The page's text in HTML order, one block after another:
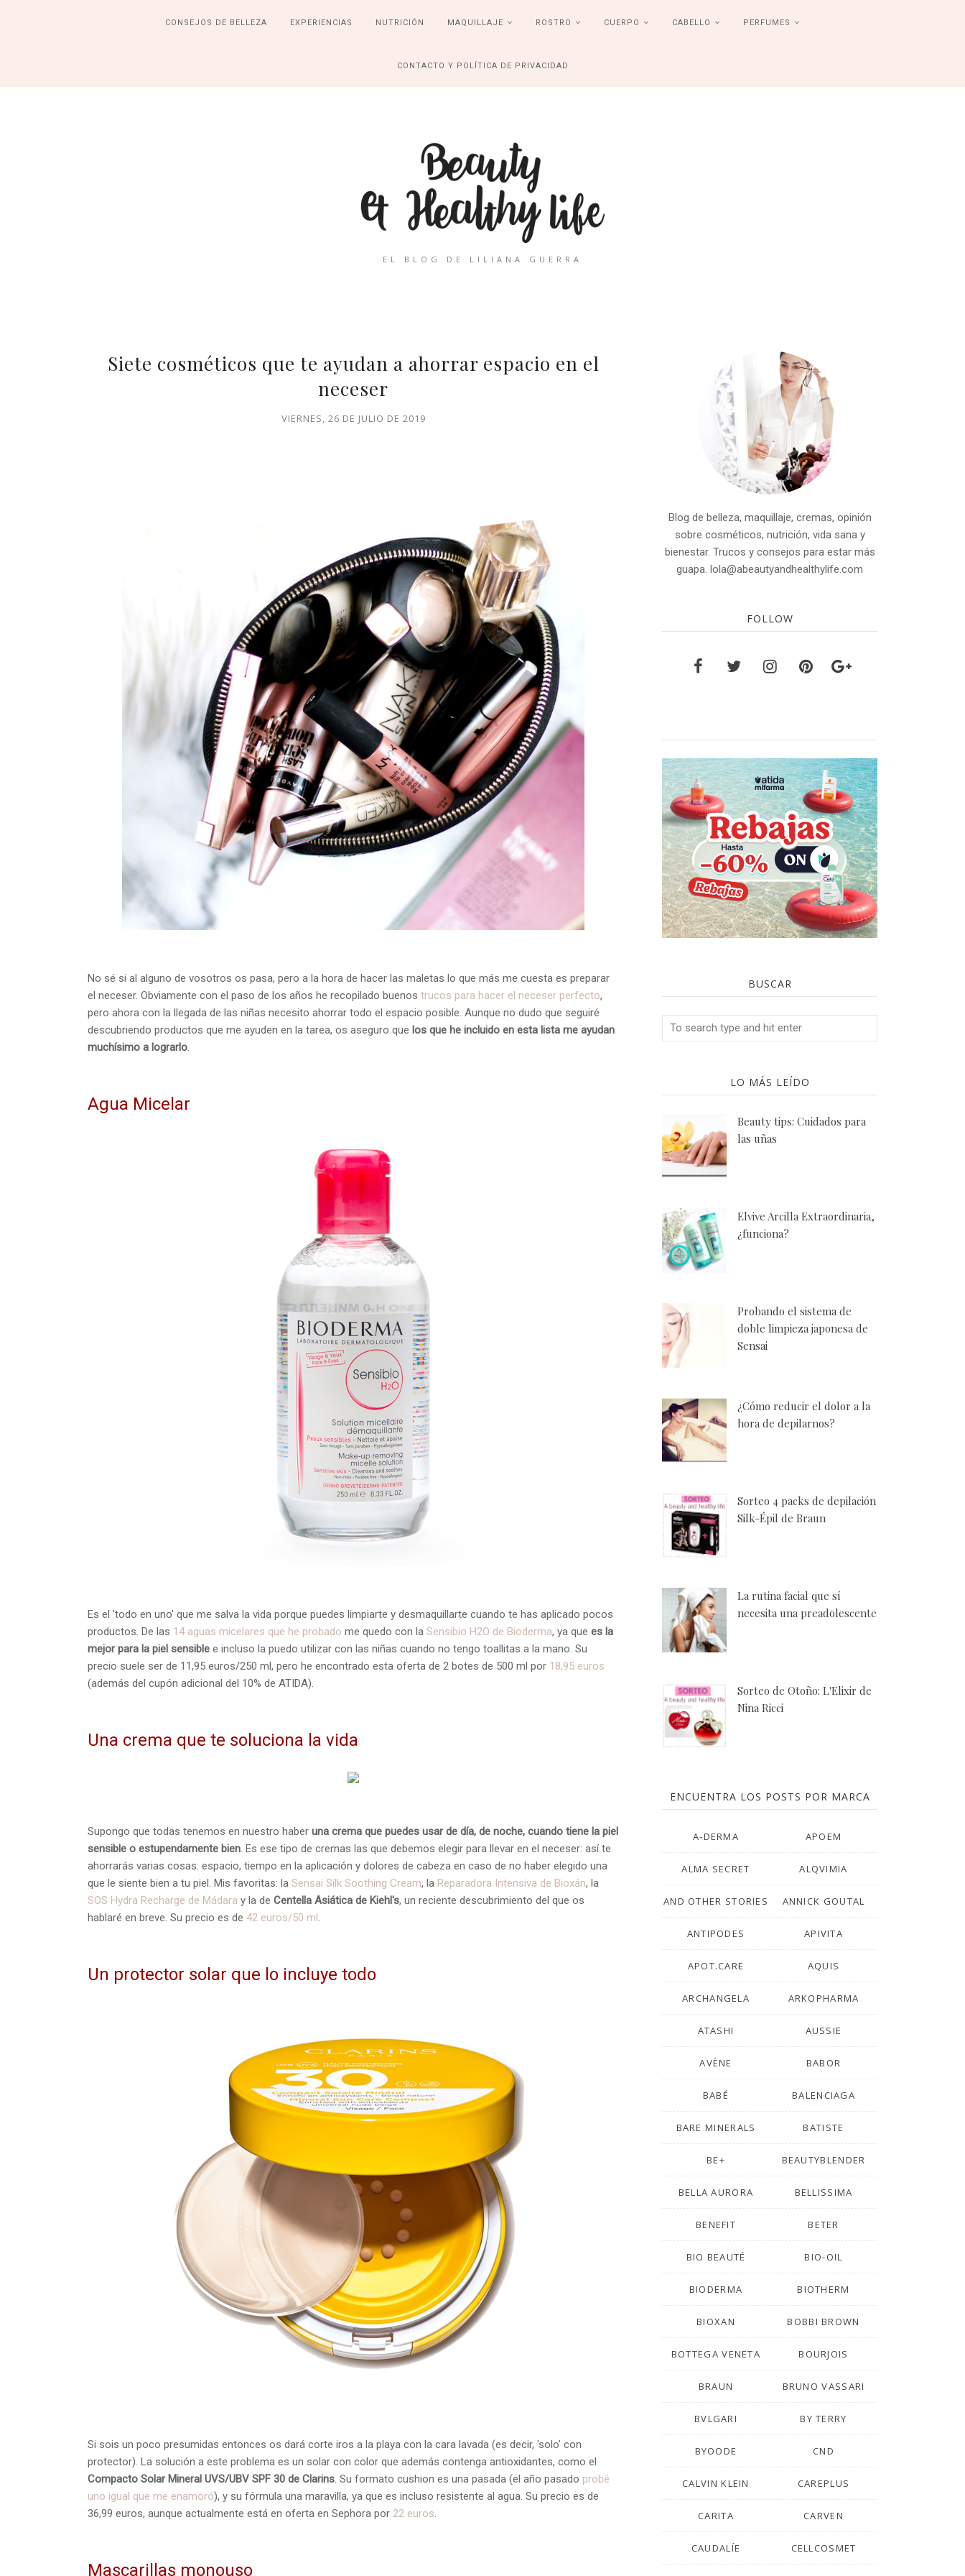
CONSEJOS DE BELLEZA EXPERIENCIAS NUTRICIÓN MAQUILLAJE ROSTRO CUERPO CABELLO PERFUMES
CONTACTO Y POLÍTICA DE PRIVACIDAD
EL BLOG DE LILIANA GUERRA
Siete cosméticos que te ayudan a ahorrar espacio en el
neceser
VIERNES, 26 DE JULIO DE 2019
No sé si al alguno de vosotros os pasa, pero a la hora de hacer las maletas lo que más me cuesta es preparar
el neceser. Obviamente con el paso de los años he recopilado buenos trucos para hacer el neceser perfecto,
pero ahora con la llegada de las niñas necesito ahorrar todo el espacio posible. Aunque no dudo que seguiré
descubriendo productos que me ayuden en la tarea, os aseguro que los que he incluido en esta lista me ayudan
muchísimo a lograrlo.
Agua Micelar
Es el 'todo en uno' que me salva la vida porque puedes limpiarte y desmaquillarte cuando te has aplicado pocos
productos. De las 14 aguas micelares que he probado me quedo con la Sensibio H2O de Bioderma, ya que es la
mejor para la piel sensible e incluso la puedo utilizar con las niñas cuando no tengo toallitas a la mano. Su
precio suele ser de 11,95 euros/250 ml, pero he encontrado esta oferta de 2 botes de 500 ml por 18,95 euros
(además del cupón adicional del 10% de ATIDA).
Una crema que te soluciona la vida
Supongo que todas tenemos en nuestro haber una crema que puedes usar de día, de noche, cuando tiene la piel
sensible o estupendamente bien. Es ese tipo de cremas las que debemos elegir para llevar en el neceser: así te
ahorrarás varias cosas: espacio, tiempo en la aplicación y dolores de cabeza en caso de no haber elegido una
que le siente bien a tu piel. Mis favoritas: la Sensai Silk Soothing Cream, la Reparadora Intensiva de Bioxán, la
SOS Hydra Recharge de Mádara y la de Centella Asiática de Kiehl's, un reciente descubrimiento del que os
hablaré en breve. Su precio es de 42 euros/50 ml.
Un protector solar que lo incluye todo
Si sois un poco presumidas entonces os dará corte iros a la playa con la cara lavada (es decir, 'solo' con
protector). La solución a este problema es un solar con color que además contenga antioxidantes, como el
Compacto Solar Mineral UVS/UBV SPF 30 de Clarins. Su formato cushion es una pasada (el año pasado probé
uno igual que me enamoró), y su fórmula una maravilla, ya que es incluso resistente al agua. Su precio es de
36,99 euros, aunque actualmente está en oferta en Sephora por 22 euros.
Mascarillas monouso
Blog de belleza, maquillaje, cremas, opinión
sobre cosméticos, nutrición, vida sana y
bienestar. Trucos y consejos para estar más
guapa. lola@abeautyandhealthylife.com
FOLLOW
BUSCAR
LO MÁS LEÍDO
Beauty tips: Cuidados para
las uñas
Elvive Arcilla Extraordinaria,
¿funciona?
Probando el sistema de
doble limpieza japonesa de
Sensai
¿Cómo reducir el dolor a la
hora de depilarnos?
Sorteo 4 packs de depilación
Silk-Épil de Braun
La rutina facial que sí
necesita una preadolescente
Sorteo de Otoño: L'Elixir de
Nina Ricci
ENCUENTRA LOS POSTS POR MARCA
A-DERMA APOEM
ALMA SECRET ALQVIMIA
AND OTHER STORIES ANNICK GOUTAL
ANTIPODES APIVITA
APOT.CARE AQUIS
ARCHANGELA ARKOPHARMA
ATASHI AUSSIE
AVÈNE BABOR
BABÉ BALENCIAGA
BARE MINERALS BATISTE
BE+ BEAUTYBLENDER
BELLA AURORA BELLISSIMA
BENEFIT BETER
BIO BEAUTÉ BIO-OIL
BIODERMA BIOTHERM
BIOXAN BOBBI BROWN
BOTTEGA VENETA BOURJOIS
BRAUN BRUNO VASSARI
BVLGARI BY TERRY
BYOODE CND
CALVIN KLEIN CAREPLUS
CARITA CARVEN
CAUDALÍE CELLCOSMET